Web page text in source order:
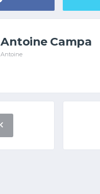
Antoine Campa
Antoine